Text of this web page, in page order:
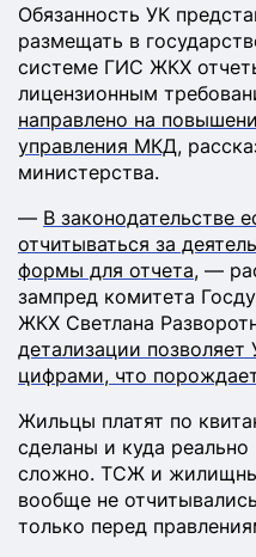
Обязанность УК
размещать в
системе ГИС ЖКХ
лицензионным
направлено на
управления МКД,
министерства.
— В законодательстве
отчитываться за
формы для отчета, —
зампред комитета
ЖКХ Светлана
детализации позволяет
цифрами, что
Жильцы платят по
сделаны и куда
сложно. ТСЖ и
вообще не
только перед